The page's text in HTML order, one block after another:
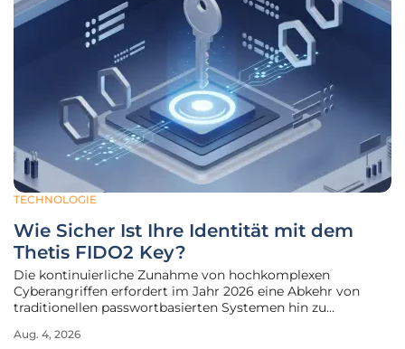
TECHNOLOGIE
Wie Sicher Ist Ihre Identität mit dem
Thetis FIDO2 Key?
Die kontinuierliche Zunahme von hochkomplexen
Cyberangriffen erfordert im Jahr 2026 eine Abkehr von
traditionellen passwortbasierten Systemen hin zu
Passwörter haben längst ausgedient, da sie entweder zu
Aug. 4, 2026